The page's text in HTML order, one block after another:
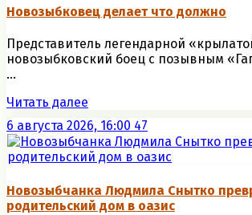
Новозыбковец делает что должно
Представитель легендарной
новозыбковский боец с позывным
...
Читать далее
6 августа 2026, 16:00 47
Новозыбчанка Людмила Снытко
родительский дом в оазис